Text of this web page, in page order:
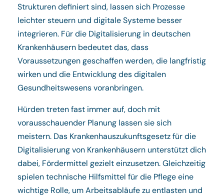
Strukturen definiert sind, lassen sich Prozesse
leichter steuern und digitale Systeme besser
integrieren. Für die Digitalisierung in deutschen
Krankenhäusern bedeutet das, dass
Voraussetzungen geschaffen werden, die langfristig
wirken und die Entwicklung des digitalen
Gesundheitswesens voranbringen.
Hürden treten fast immer auf, doch mit
vorausschauender Planung lassen sie sich
meistern. Das Krankenhauszukunftsgesetz für die
Digitalisierung von Krankenhäusern unterstützt dich
dabei, Fördermittel gezielt einzusetzen. Gleichzeitig
spielen technische Hilfsmittel für die Pflege eine
wichtige Rolle, um Arbeitsabläufe zu entlasten und